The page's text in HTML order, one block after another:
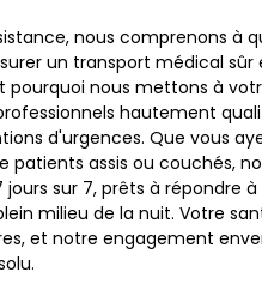
nous comprenons à
un transport médical
pourquoi nous mettons à
hautement
d'urgences. Que vous
patients assis ou couchés,
jours sur 7, prêts à répondre
milieu de la nuit. Votre
et notre engagement